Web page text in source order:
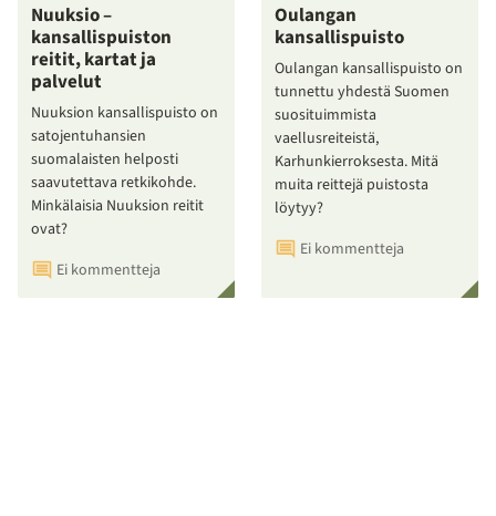
Nuuksio –
kansallispuiston
reitit, kartat ja
palvelut
Nuuksion kansallispuisto on
satojentuhansien
suomalaisten helposti
saavutettava retkikohde.
Minkälaisia Nuuksion reitit
ovat?
Ei kommentteja
Oulangan
kansallispuisto
Oulangan kansallispuisto on
tunnettu yhdestä Suomen
suosituimmista
vaellusreiteistä,
Karhunkierroksesta. Mitä
muita reittejä puistosta
löytyy?
Ei kommentteja